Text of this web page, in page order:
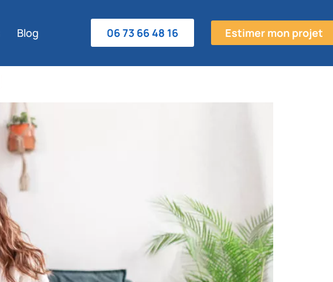
Blog 06 73 66 48 16 Estimer mon projet